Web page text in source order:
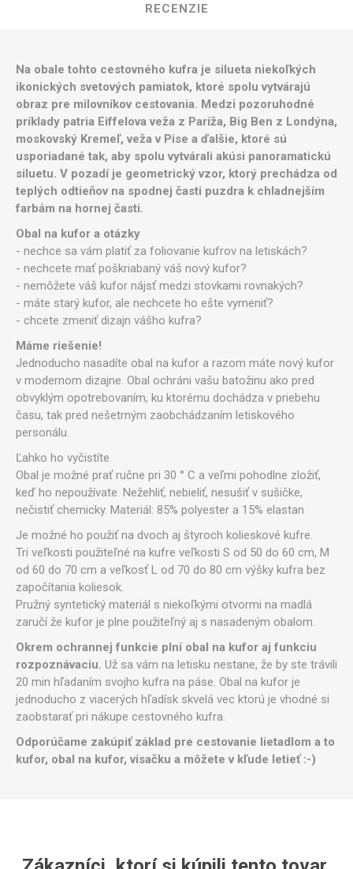
RECENZIE
Na obale tohto cestovného kufra je silueta niekoľkých
ikonických svetových pamiatok, ktoré spolu vytvárajú
obraz pre milovníkov cestovania. Medzi pozoruhodné
príklady patria Eiffelova veža z Paríža, Big Ben z Londýna,
moskovský Kremeľ, veža v Pise a ďalšie, ktoré sú
usporiadané tak, aby spolu vytvárali akúsi panoramatickú
siluetu. V pozadí je geometrický vzor, ktorý prechádza od
teplých odtieňov na spodnej časti puzdra k chladnejším
farbám na hornej časti.
Obal na kufor a otázky
- nechce sa vám platiť za foliovanie kufrov na letiskách?
- nechcete mať poškriabaný váš nový kufor?
- nemôžete váš kufor nájsť medzi stovkami rovnakých?
- máte starý kufor, ale nechcete ho ešte vymeniť?
- chcete zmeniť dizajn vášho kufra?
Máme riešenie!
Jednoducho nasadíte obal na kufor a razom máte nový kufor
v modernom dizajne. Obal ochráni vašu batožinu ako pred
obvyklým opotrebovaním, ku ktorému dochádza v priebehu
času, tak pred nešetrným zaobchádzaním letiskového
personálu.
Ľahko ho vyčistíte
Obal je možné prať ručne pri 30 ° C a veľmi pohodlne zložiť,
keď ho nepoužívate. Nežehliť, nebieliť, nesušiť v sušičke,
nečistiť chemicky. Materiál: 85% polyester a 15% elastan
Je možné ho použiť na dvoch aj štyroch kolieskové kufre.
Tri veľkosti použiteľné na kufre veľkosti S od 50 do 60 cm, M
od 60 do 70 cm a veľkosť L od 70 do 80 cm výšky kufra bez
započítania koliesok.
Pružný syntetický materiál s niekoľkými otvormi na madlá
zaručí že kufor je plne použiteľný aj s nasadeným obalom.
Okrem ochrannej funkcie plní obal na kufor aj funkciu
rozpoznávaciu. Už sa vám na letisku nestane, že by ste trávili
20 min hľadaním svojho kufra na páse. Obal na kufor je
jednoducho z viacerých hľadísk skvelá vec ktorú je vhodné si
zaobstarať pri nákupe cestovného kufra.
Odporúčame zakúpiť základ pre cestovanie lietadlom a to
kufor, obal na kufor, visačku a môžete v kľude letieť :-)